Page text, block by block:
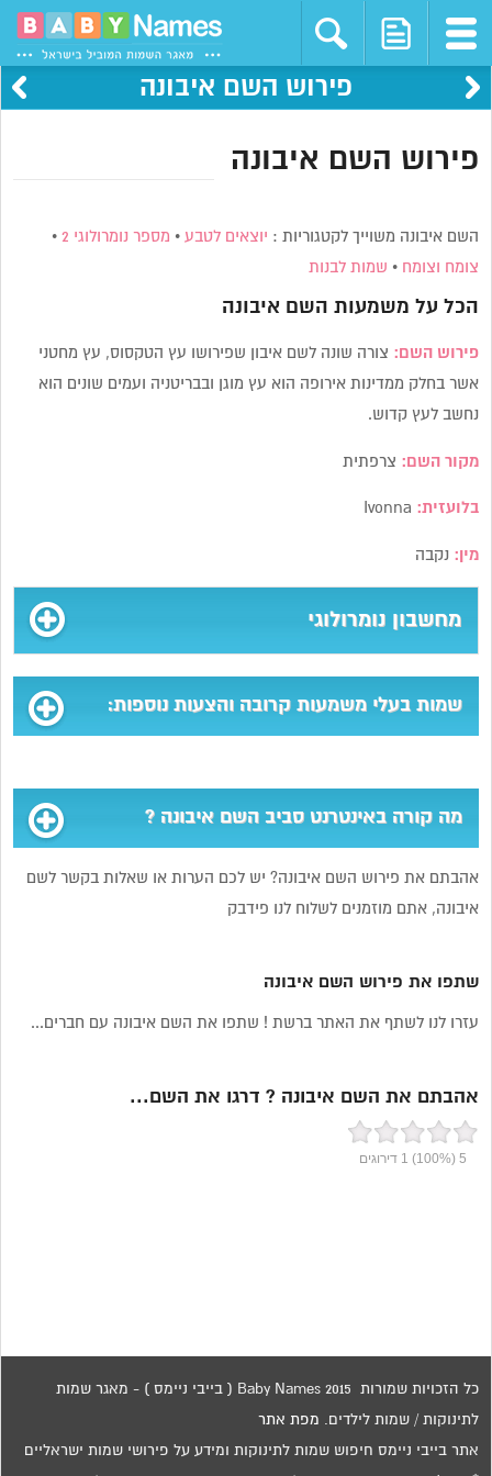
פירוש השם איבונה
פירוש השם איבונה
השם איבונה משוייך לקטגוריות : יוצאים לטבע • מספר נומרולוגי 2 •
צומח וצומח • שמות לבנות
הכל על משמעות השם איבונה
פירוש השם: צורה שונה לשם איבון שפירושו עץ הטקסוס, עץ מחטני
אשר בחלק ממדינות אירופה הוא עץ מוגן ובבריטניה ועמים שונים הוא
נחשב לעץ קדוש.
מקור השם: צרפתית
בלועזית:
מין: נקבה
מחשבון נומרולוגי
שמות בעלי משמעות קרובה והצעות נוספות:
מה קורה באינטרנט סביב השם איבונה ?
אהבתם את פירוש השם איבונה? יש לכם הערות או שאלות בקשר לשם
איבונה, אתם מוזמנים לשלוח לנו פידבק
שתפו את פירוש השם איבונה
עזרו לנו לשתף את האתר ברשת ! שתפו את השם איבונה עם חברים...
אהבתם את השם איבונה ? דרגו את השם...
5
(100%)
1 דירוגים
כל הזכויות שמורות 2015 Baby Names ( בייבי ניימס ) - מאגר שמות
לתינוקות / שמות לילדים. מפת אתר
אתר בייבי ניימס חיפוש שמות לתינוקות ומידע על פירושי שמות ישראליים